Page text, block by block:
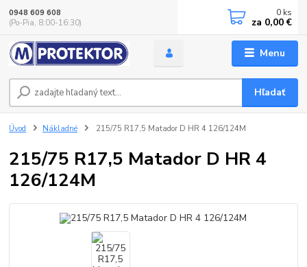
Menu
Hľadať
0948 609 608
(Po-Pia, 8:00-16:30)
0 ks
za 0,00 €
Úvod Nákladné 215/75 R17,5 Matador D HR 4 126/124M
215/75 R17,5 Matador D HR 4
126/124M